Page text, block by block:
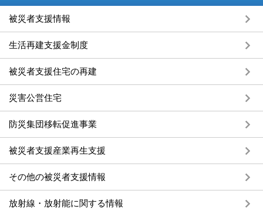
被災者支援情報
生活再建支援金制度
被災者支援住宅の再建
災害公営住宅
防災集団移転促進事業
被災者支援産業再生支援
その他の被災者支援情報
放射線・放射能に関する情報